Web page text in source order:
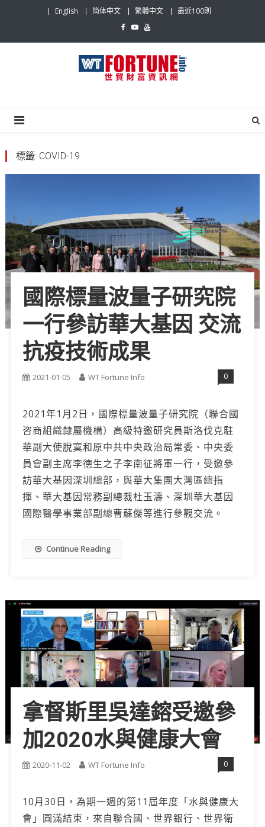
English 简体中文 繁體中文 最近100則
標籤: COVID-19
國際標量波量子研究院
一行參訪華大基因 交流
抗疫技術成果
2021-01-05 WT Fortune Info 0
2021年1月2日，國際標量波量子研究院（聯合國
咨商組織隸屬機構）高級特邀研究員斯洛伐克駐
華副大使脫寞和原中共中央政治局常委、中央委
員會副主席李德生之子李南征將軍一行，受邀參
訪華大基因深圳總部，與華大集團大灣區總指
揮、華大基因常務副總裁杜玉濤、深圳華大基因
國際醫學事業部副總曹蘇傑等進行參觀交流。
Continue Reading
拿督斯里吳達鎔受邀參
加2020水與健康大會
2020-11-02 WT Fortune Info 0
10月30日，為期一週的第11屆年度「水與健康大
會」圓滿結束，來自聯合國、世界銀行、世界衛